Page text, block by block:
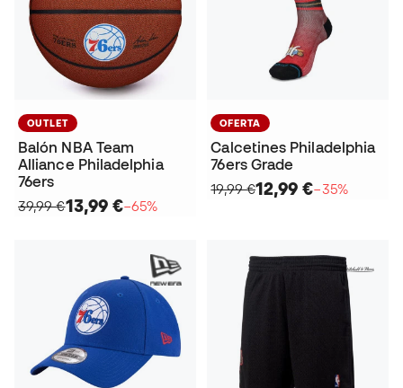
OUTLET
Balón NBA Team
Alliance Philadelphia
76ers
39,99 €13,99 €−65%
OFERTA
Calcetines Philadelphia
76ers Grade
19,99 €12,99 €−35%